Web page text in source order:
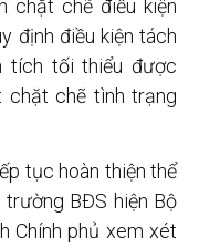
chặt chẽ điều kiện
định điều kiện tách
tích tối thiểu được
chặt chẽ tình trạng
tục hoàn thiện thể
BĐS hiện Bộ
Chính phủ xem xét